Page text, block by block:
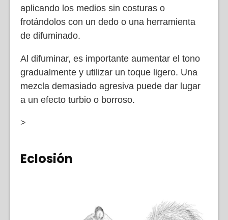
aplicando los medios sin costuras o
frotándolos con un dedo o una herramienta
de difuminado.
Al difuminar, es importante aumentar el tono
gradualmente y utilizar un toque ligero. Una
mezcla demasiado agresiva puede dar lugar
a un efecto turbio o borroso.
>
Eclosión